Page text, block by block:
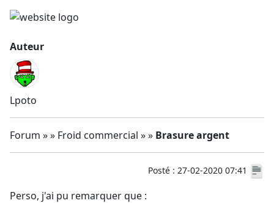
Auteur
Lpoto
Forum » » Froid commercial » » Brasure argent
Posté : 27-02-2020 07:41
Perso, j'ai pu remarquer que :